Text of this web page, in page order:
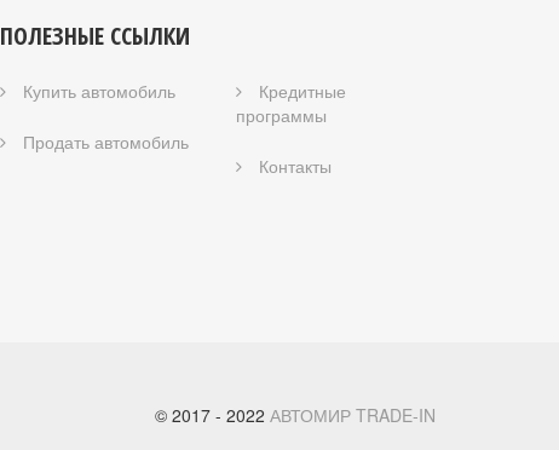
ПОЛЕЗНЫЕ ССЫЛКИ
Купить автомобиль
Продать автомобиль
Кредитные
программы
Контакты
© 2017 - 2022 АВТОМИР TRADE-IN